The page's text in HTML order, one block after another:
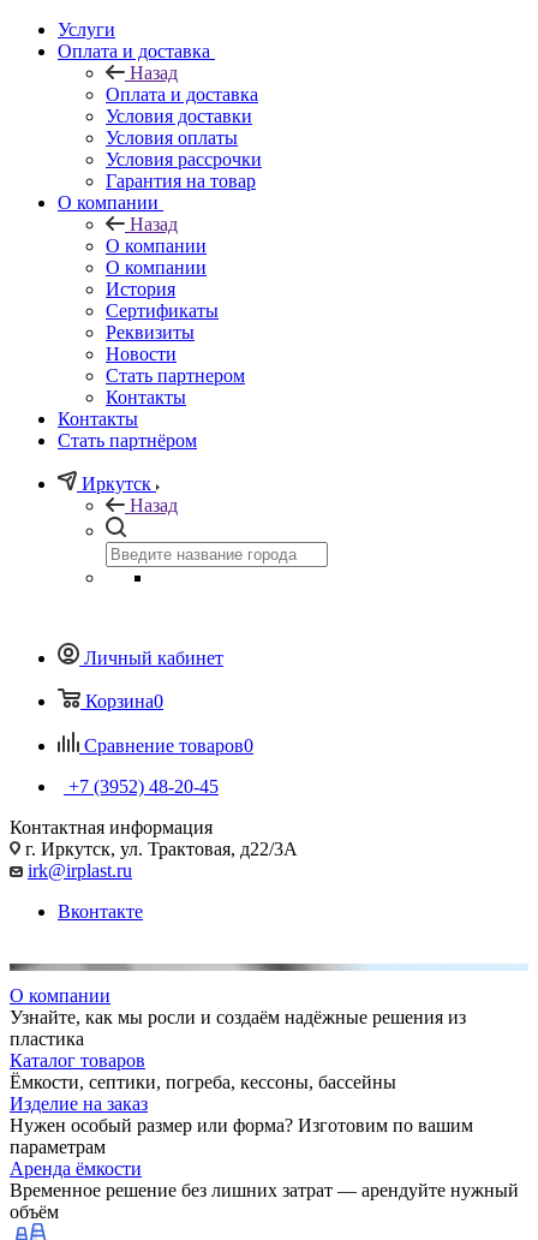
Услуги
Оплата и доставка
Назад
Оплата и доставка
Условия доставки
Условия оплаты
Условия рассрочки
Гарантия на товар
О компании
Назад
О компании
О компании
История
Сертификаты
Реквизиты
Новости
Стать партнером
Контакты
Контакты
Стать партнёром
Иркутск
Назад
Личный кабинет
Корзина0
Сравнение товаров0
+7 (3952) 48-20-45
Контактная информация
г. Иркутск, ул. Трактовая, д22/3А
irk@irplast.ru
Вконтакте
О компании
Узнайте, как мы росли и создаём надёжные решения из
пластика
Каталог товаров
Ёмкости, септики, погреба, кессоны, бассейны
Изделие на заказ
Нужен особый размер или форма? Изготовим по вашим
параметрам
Аренда ёмкости
Временное решение без лишних затрат — арендуйте нужный
объём